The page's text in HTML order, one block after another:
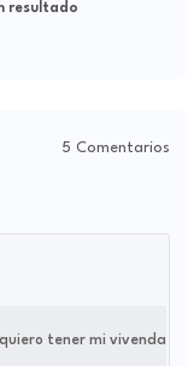
resultado
5 Comentarios
tener mi vivenda